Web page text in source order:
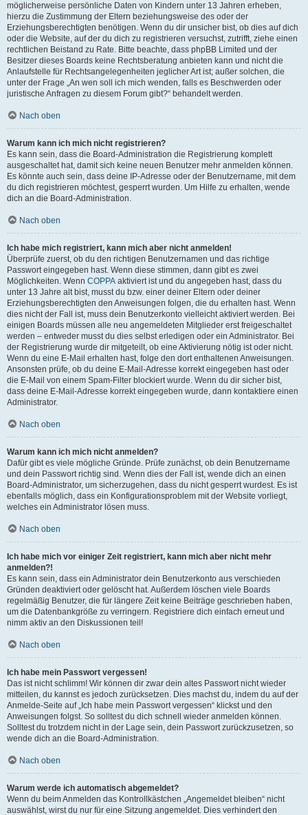
möglicherweise persönliche Daten von Kindern unter 13 Jahren erheben,
hierzu die Zustimmung der Eltern beziehungsweise des oder der
Erziehungsberechtigten benötigen. Wenn du dir unsicher bist, ob dies auf dich
oder die Website, auf der du dich zu registrieren versuchst, zutrifft, ziehe einen
rechtlichen Beistand zu Rate. Bitte beachte, dass phpBB Limited und der
Besitzer dieses Boards keine Rechtsberatung anbieten kann und nicht die
Anlaufstelle für Rechtsangelegenheiten jeglicher Art ist; außer solchen, die
unter der Frage „An wen soll ich mich wenden, falls es Beschwerden oder
juristische Anfragen zu diesem Forum gibt?“ behandelt werden.
Nach oben
Warum kann ich mich nicht registrieren?
Es kann sein, dass die Board-Administration die Registrierung komplett
ausgeschaltet hat, damit sich keine neuen Benutzer mehr anmelden können.
Es könnte auch sein, dass deine IP-Adresse oder der Benutzername, mit dem
du dich registrieren möchtest, gesperrt wurden. Um Hilfe zu erhalten, wende
dich an die Board-Administration.
Nach oben
Ich habe mich registriert, kann mich aber nicht anmelden!
Überprüfe zuerst, ob du den richtigen Benutzernamen und das richtige
Passwort eingegeben hast. Wenn diese stimmen, dann gibt es zwei
Möglichkeiten. Wenn COPPA aktiviert ist und du angegeben hast, dass du
unter 13 Jahre alt bist, musst du bzw. einer deiner Eltern oder deiner
Erziehungsberechtigten den Anweisungen folgen, die du erhalten hast. Wenn
dies nicht der Fall ist, muss dein Benutzerkonto vielleicht aktiviert werden. Bei
einigen Boards müssen alle neu angemeldeten Mitglieder erst freigeschaltet
werden – entweder musst du dies selbst erledigen oder ein Administrator. Bei
der Registrierung wurde dir mitgeteilt, ob eine Aktivierung nötig ist oder nicht.
Wenn du eine E-Mail erhalten hast, folge den dort enthaltenen Anweisungen.
Ansonsten prüfe, ob du deine E-Mail-Adresse korrekt eingegeben hast oder
die E-Mail von einem Spam-Filter blockiert wurde. Wenn du dir sicher bist,
dass deine E-Mail-Adresse korrekt eingegeben wurde, dann kontaktiere einen
Administrator.
Nach oben
Warum kann ich mich nicht anmelden?
Dafür gibt es viele mögliche Gründe. Prüfe zunächst, ob dein Benutzername
und dein Passwort richtig sind. Wenn dies der Fall ist, wende dich an einen
Board-Administrator, um sicherzugehen, dass du nicht gesperrt wurdest. Es ist
ebenfalls möglich, dass ein Konfigurationsproblem mit der Website vorliegt,
welches ein Administrator lösen muss.
Nach oben
Ich habe mich vor einiger Zeit registriert, kann mich aber nicht mehr
anmelden?!
Es kann sein, dass ein Administrator dein Benutzerkonto aus verschieden
Gründen deaktiviert oder gelöscht hat. Außerdem löschen viele Boards
regelmäßig Benutzer, die für längere Zeit keine Beiträge geschrieben haben,
um die Datenbankgröße zu verringern. Registriere dich einfach erneut und
nimm aktiv an den Diskussionen teil!
Nach oben
Ich habe mein Passwort vergessen!
Das ist nicht schlimm! Wir können dir zwar dein altes Passwort nicht wieder
mitteilen, du kannst es jedoch zurücksetzen. Dies machst du, indem du auf der
Anmelde-Seite auf „Ich habe mein Passwort vergessen“ klickst und den
Anweisungen folgst. So solltest du dich schnell wieder anmelden können.
Solltest du trotzdem nicht in der Lage sein, dein Passwort zurückzusetzen, so
wende dich an die Board-Administration.
Nach oben
Warum werde ich automatisch abgemeldet?
Wenn du beim Anmelden das Kontrollkästchen „Angemeldet bleiben“ nicht
auswählst, wirst du nur für eine Sitzung angemeldet. Dies verhindert den